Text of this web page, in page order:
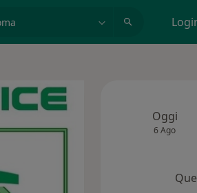
Oggi
6 Ago